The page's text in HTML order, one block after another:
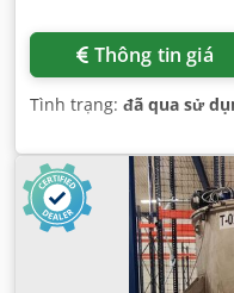
Thông tin giá
Tình trạng: đã qua sử